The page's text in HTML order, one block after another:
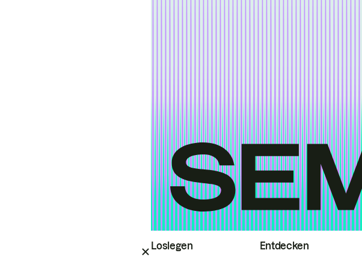
Loslegen Entdecken